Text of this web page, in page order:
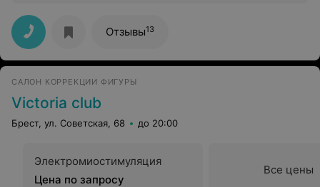
за качество! Сделали точно так как на фото, которое я
принесла мастеру) Очень все понравилось! А ещё
предложили сделать маникюр во время окраски и это
было особенно удобно!
Отзывы13
САЛОН КОРРЕКЦИИ ФИГУРЫ
Victoria club
Брест, ул. Советская, 68 до 20:00
Электромиостимуляция
Цена по запросу
Все цены